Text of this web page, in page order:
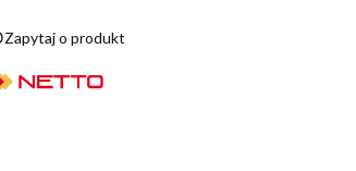
Zapytaj o produkt